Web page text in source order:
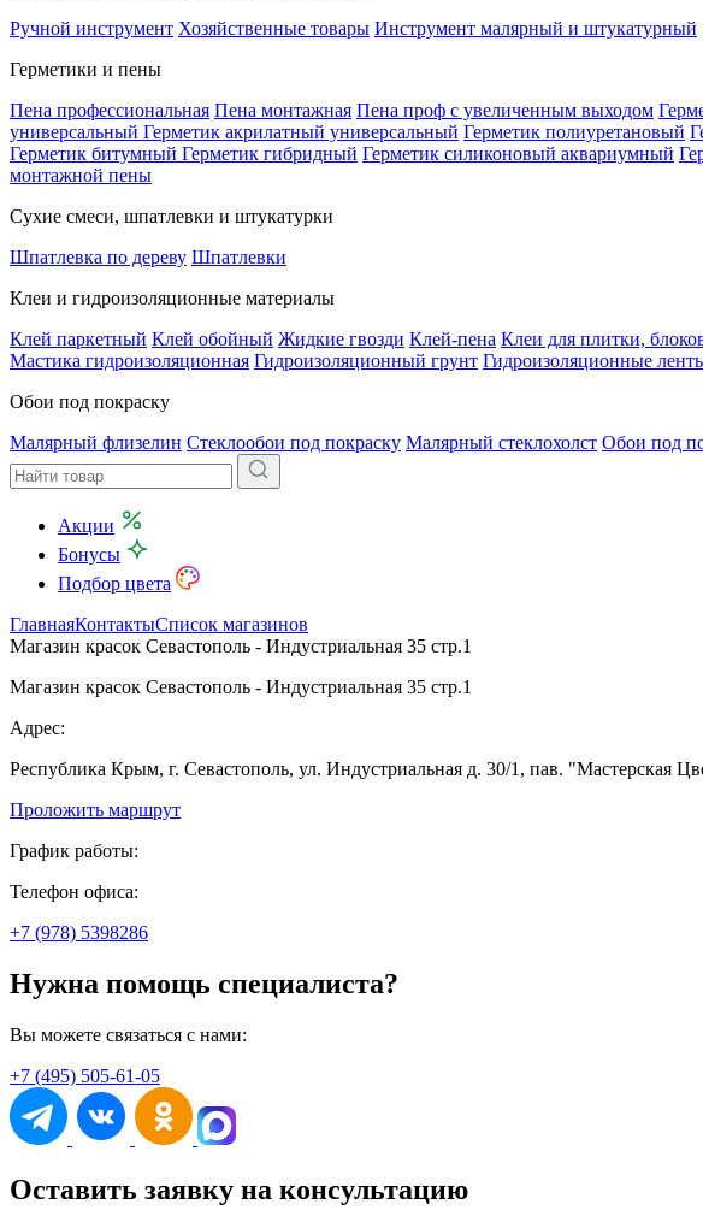
Ручной инструмент Хозяйственные товары Инструмент малярный и штукатурный
Герметики и пены
Пена профессиональная Пена монтажная Пена проф с увеличенным выходом
универсальный Герметик акрилатный универсальный Герметик полиуретановый
Герметик битумный Герметик гибридный Герметик силиконовый аквариумный
монтажной пены
Сухие смеси, шпатлевки и штукатурки
Шпатлевка по дереву Шпатлевки
Клеи и гидроизоляционные материалы
Клей паркетный Клей обойный Жидкие гвозди Клей-пена Клеи для плитки,
Мастика гидроизоляционная Гидроизоляционный грунт Гидроизоляционные
Обои под покраску
Малярный флизелин Стеклообои под покраску Малярный стеклохолст Обои под
Акции
Бонусы
Подбор цвета
ГлавнаяКонтактыСписок магазинов
Магазин красок Севастополь - Индустриальная 35 стр.1
Магазин красок Севастополь - Индустриальная 35 стр.1
Адрес:
Республика Крым, г. Севастополь, ул. Индустриальная д. 30/1, пав. "Мастерская
Проложить маршрут
График работы:
Телефон офиса:
+7 (978) 5398286
Нужна помощь специалиста?
Вы можете связаться с нами:
+7 (495) 505-61-05
Оставить заявку на консультацию